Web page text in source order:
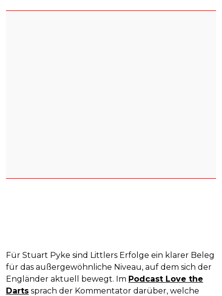
Für Stuart Pyke sind Littlers Erfolge ein klarer Beleg
für das außergewöhnliche Niveau, auf dem sich der
Engländer aktuell bewegt. Im Podcast Love the
Darts sprach der Kommentator darüber, welche